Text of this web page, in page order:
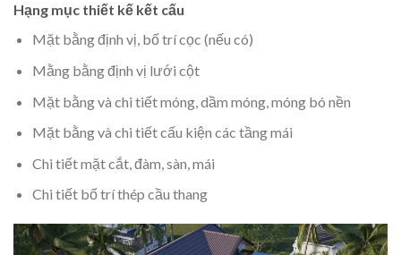
Hạng mục thiết kế kết cấu
Mặt bằng định vị, bố trí cọc (nếu có)
Mằng bằng định vị lưới cột
Mặt bằng và chi tiết móng, dầm móng, móng bó nền
Mặt bằng và chi tiết cấu kiện các tầng mái
Chi tiết mặt cắt, đàm, sàn, mái
Chi tiết bố trí thép cầu thang